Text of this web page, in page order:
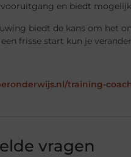
vooruitgang en biedt
biedt de kans om het
frisse start kun je
training-
vragen